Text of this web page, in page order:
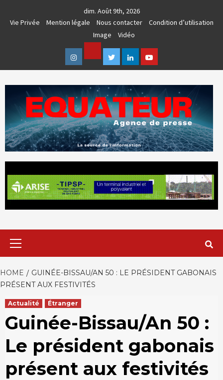
dim. Août 9th, 2026
Vie Privée
Mention légale Nous contacter
Condition d’utilisation
Image
Vidéo
Instagram
Facebook
TwitterLinkedinYoutube
EQUATEUR
HOME
GUINÉE-BISSAU/AN 50 : LE PRÉSIDENT GABONAIS
PRÉSENT AUX FESTIVITÉS
Actualité Étranger
Guinée-Bissau/An 50 :
Le président gabonais
présent aux festivités